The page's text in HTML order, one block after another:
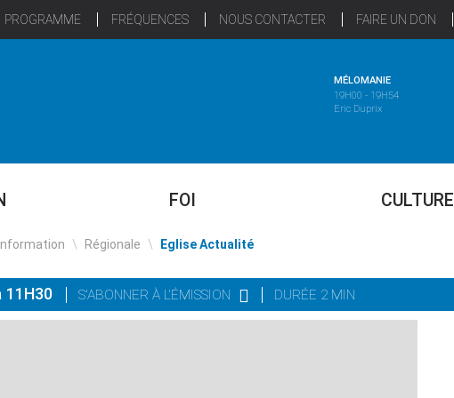
PROGRAMME FRÉQUENCES NOUS CONTACTER FAIRE UN DON
MÉLOMANIE
19H00 - 19H54
Eric Duprix
FOI CULTURE
Information \ Régionale \ Eglise Actualité
11H30 S'ABONNER À L'ÉMISSION DURÉE 2 MIN